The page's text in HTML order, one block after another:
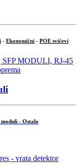
- Ekonomični - POE svičevi
- Ostalo